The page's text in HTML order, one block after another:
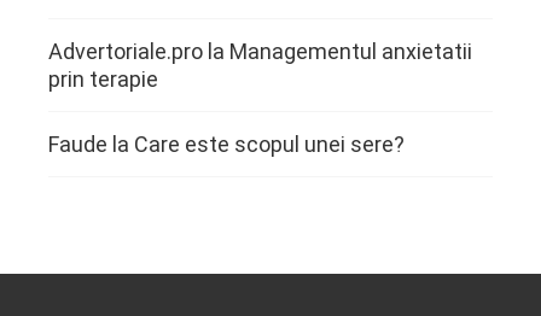
Advertoriale.pro la Managementul anxietatii
prin terapie
Faude la Care este scopul unei sere?